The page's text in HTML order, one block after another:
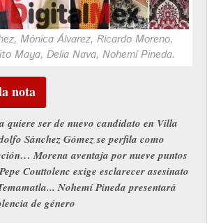
Mónica Álvarez, Ricardo Moreno,
Maya, Delia Nava, Nohemí Pineda.
nota
quiere ser de nuevo candidato en Villa
Sánchez Gómez se perfila como
Morena aventaja por nueve puntos
Couttolenc exige esclarecer asesinato
Nohemí Pineda presentará
de género